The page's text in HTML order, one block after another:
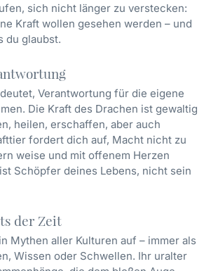
sich nicht länger zu verstecken:
Kraft wollen gesehen werden – und
du glaubst.
Verantwortung für die eigene
Die Kraft des Drachen ist gewaltig
heilen, erschaffen, aber auch
fordert dich auf, Macht nicht zu
weise und mit offenem Herzen
Schöpfer deines Lebens, nicht sein
der Zeit
Mythen aller Kulturen auf – immer als
Wissen oder Schwellen. Ihr uralter